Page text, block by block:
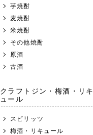
芋焼酎
麦焼酎
米焼酎
その他焼酎
原酒
古酒
クラフトジン・梅酒・リキ
ュール
スピリッツ
梅酒・リキュール